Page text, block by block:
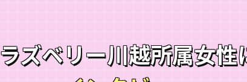
ラズベリー川越所属女性